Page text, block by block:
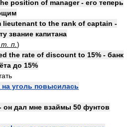
position of manager - его теперь
lieutenant to the rank of captain -
звание капитана
п. )
the rate of discount to 15% - банк
до 15%
уголь повысилась
он дал мне взаймы 50 фунтов